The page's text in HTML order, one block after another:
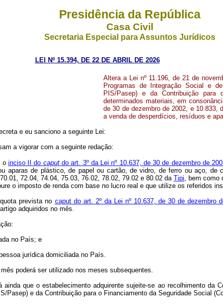
Presidência da República
Casa Civil
Secretaria Especial para Assuntos Jurídicos
LEI Nº 15.394, DE 22 DE ABRIL DE 2026
Altera a Lei nº 11.196, de 21 de
Programas de Integração Social e
PIS/Pasep) e da Contribuição para
determinados materiais, em
de 30 de dezembro de 2002, e 10.833,
a venda de desperdícios, resíduos e
e eu sanciono a seguinte Lei:
a vigorar com a seguinte redação:
o inciso II do caputdo art. 3º da Lei nº 10.637, de 30 de dezembro de
aparas de plástico, de papel ou cartão, de vidro, de ferro ou aço,
72.04, 74.04, 75.03, 76.02, 78.02, 79.02 e 80.02 da Tipi, bem como
o imposto de renda com base no lucro real e que utilize os referidos
prevista no caput do art. 2º da Lei nº 10.637, de 30 de dezembro
adquiridos no mês.
no País; e
jurídica domiciliada no País.
poderá ser utilizado nos meses subsequentes.
ainda que o estabelecimento adquirente sujeite-se ao recolhimento da
Pasep) e da Contribuição para o Financiamento da Seguridade Social